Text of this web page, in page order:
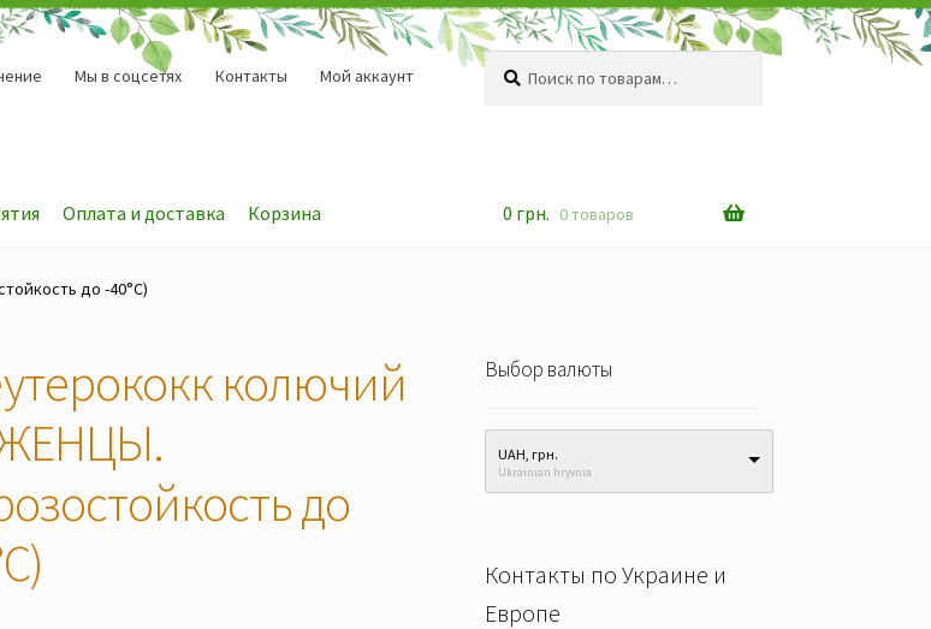
Мы в соцсетях Контакты Мой аккаунт
Искать:
Поиск
Оплата и доставка Корзина 0 грн. 0 товаров
до -40°C)
колючий
до
Выбор валюты
UAH, грн.
Ukrainian hryvnia
Контакты по Украине и
Европе